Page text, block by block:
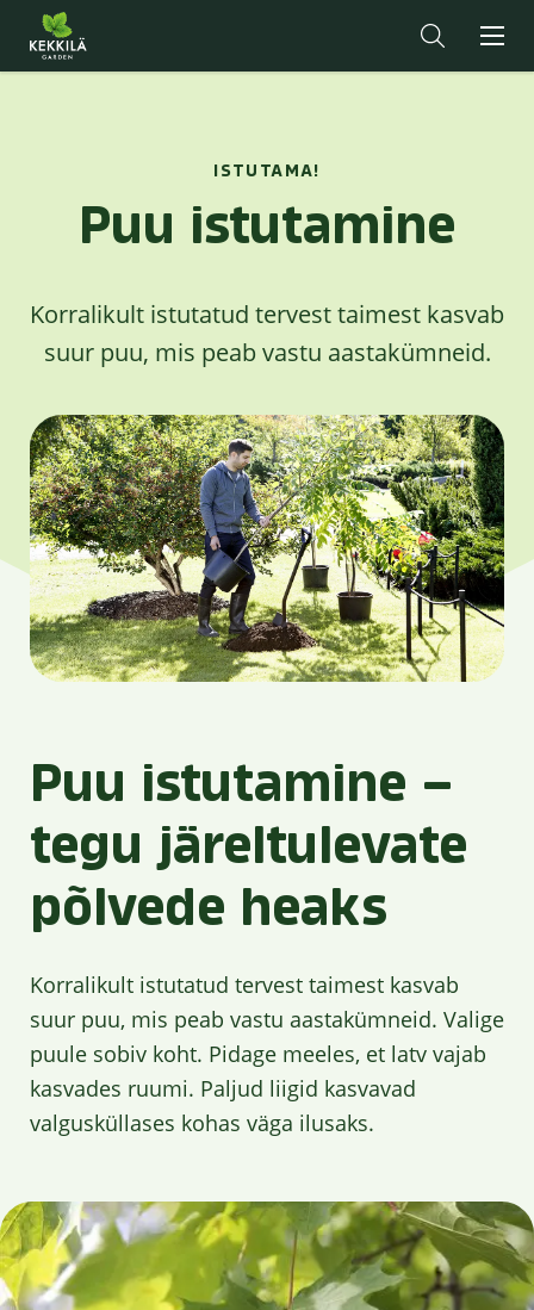
ISTUTAMA!
Puu istutamine
Korralikult istutatud tervest taimest kasvab
suur puu, mis peab vastu aastakümneid.
Puu istutamine –
tegu järeltulevate
põlvede heaks
Korralikult istutatud tervest taimest kasvab
suur puu, mis peab vastu aastakümneid. Valige
puule sobiv koht. Pidage meeles, et latv vajab
kasvades ruumi. Paljud liigid kasvavad
valgusküllases kohas väga ilusaks.